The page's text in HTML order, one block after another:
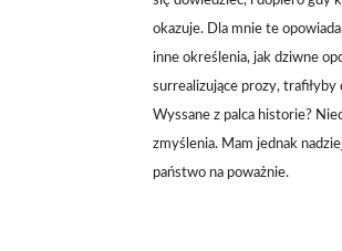
okazuje. Dla mnie te
inne określenia, jak dziwne
surrealizujące prozy, trafiłyby
Wyssane z palca historie?
zmyślenia. Mam jednak
państwo na poważnie.